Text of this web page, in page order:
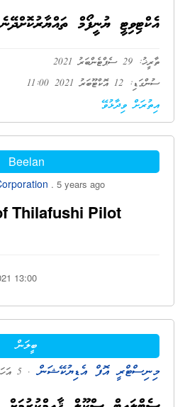
އެކްޓިވިޓީ ޔުނީފޯމް
ތާރީޚު: 29 ސެޕްޓެންބަރު 2021
ސުންގަޑި: 12 އޮކްޓޫބަރު 2021 11:00
އިތުރަށް ވިދާޅުވޭ
Beelan
. 5 years ago
Thilafushi Pilot
13:00
ބީލަން
މިނިސްޓްރީ އޮފް އެޑިޔުކޭޝަން . 5 އަހަރު ކުރިން